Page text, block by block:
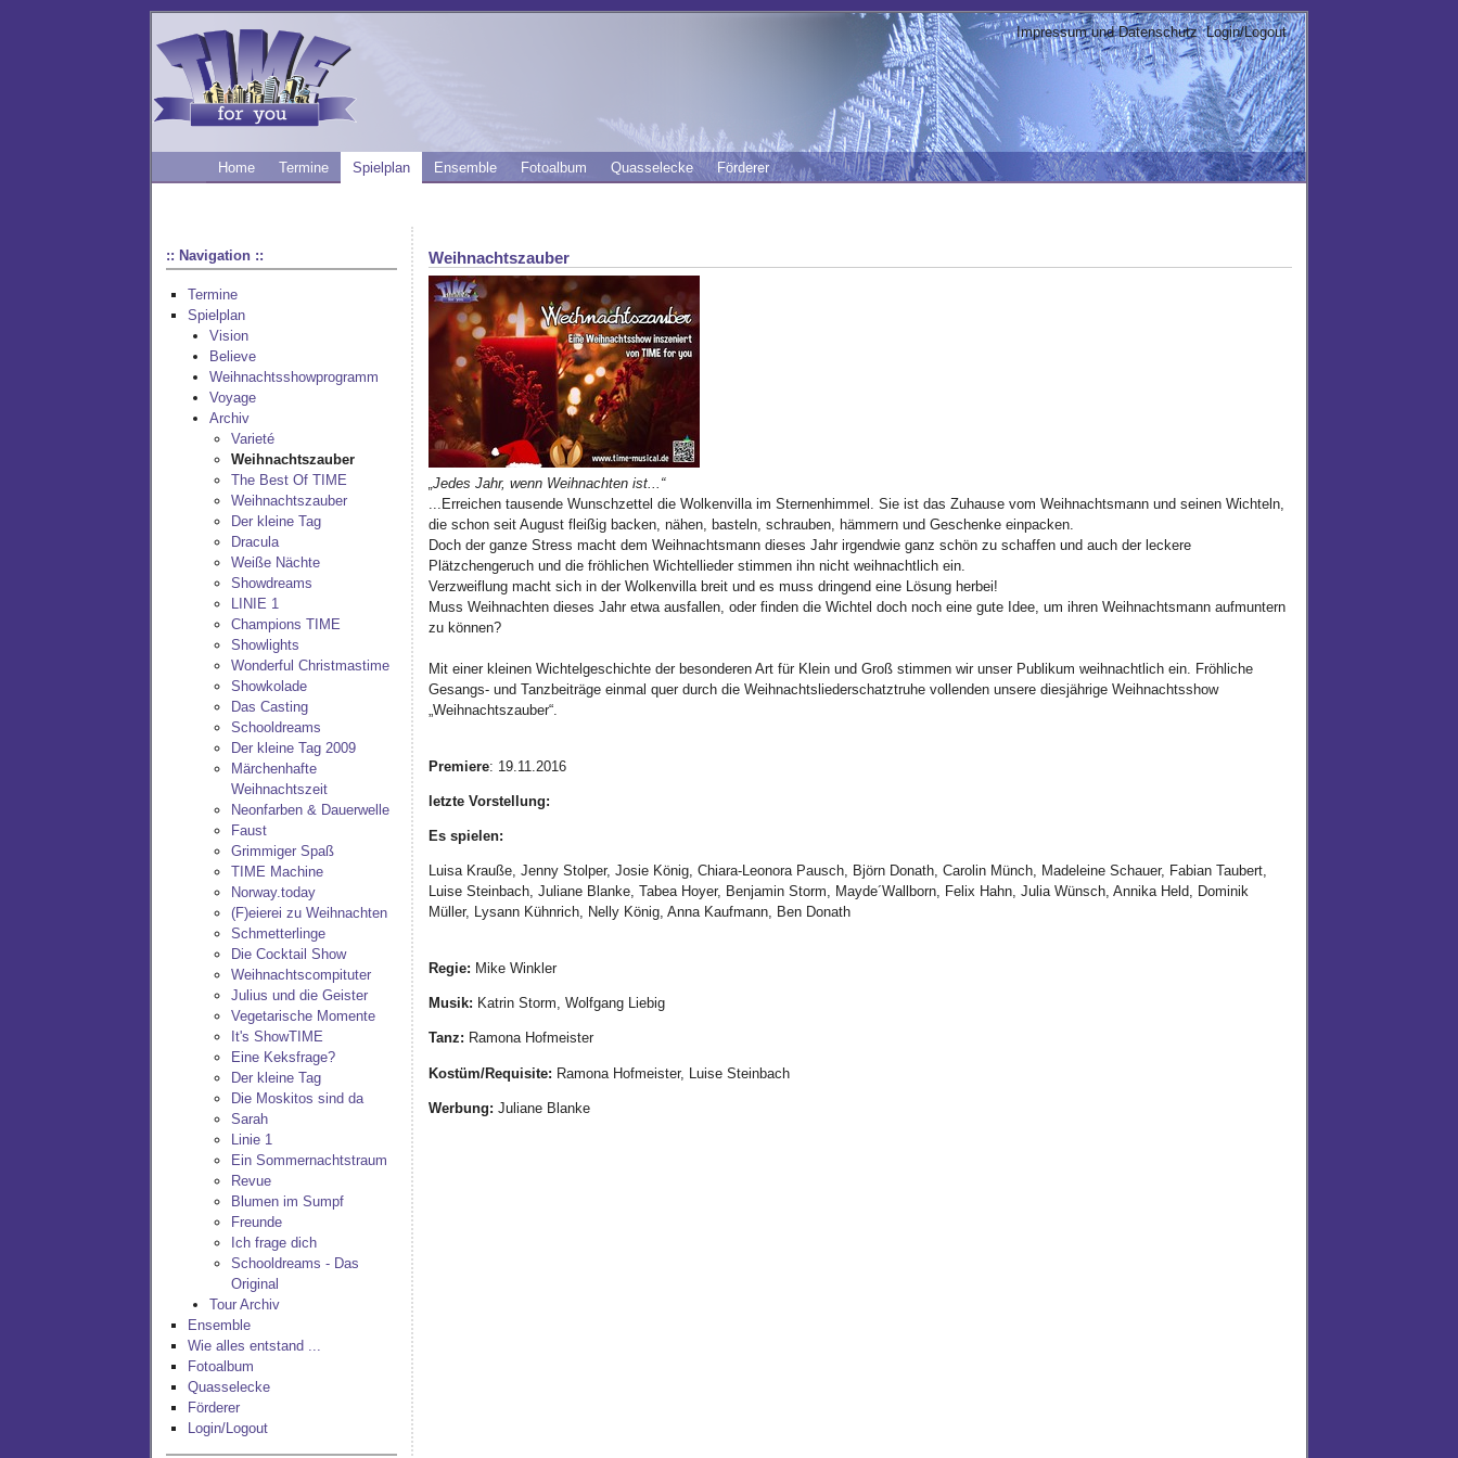
Impressum und Datenschutz Login/Logout
Home Termine Spielplan Ensemble Fotoalbum Quasselecke Förderer
:: Navigation ::
Termine
Spielplan
Vision
Believe
Weihnachtsshowprogramm
Voyage
Archiv
Varieté
Weihnachtszauber
The Best Of TIME
Weihnachtszauber
Der kleine Tag
Dracula
Weiße Nächte
Showdreams
LINIE 1
Champions TIME
Showlights
Wonderful Christmastime
Showkolade
Das Casting
Schooldreams
Der kleine Tag 2009
Märchenhafte
Weihnachtszeit
Neonfarben & Dauerwelle
Faust
Grimmiger Spaß
TIME Machine
Norway.today
(F)eierei zu Weihnachten
Schmetterlinge
Die Cocktail Show
Weihnachtscompituter
Julius und die Geister
Vegetarische Momente
It's ShowTIME
Eine Keksfrage?
Der kleine Tag
Die Moskitos sind da
Sarah
Linie 1
Ein Sommernachtstraum
Revue
Blumen im Sumpf
Freunde
Ich frage dich
Schooldreams - Das
Original
Tour Archiv
Ensemble
Wie alles entstand ...
Fotoalbum
Quasselecke
Förderer
Login/Logout
Weihnachtszauber
„Jedes Jahr, wenn Weihnachten ist...“
...Erreichen tausende Wunschzettel die Wolkenvilla im Sternenhimmel. Sie ist das Zuhause vom Weihnachtsmann und seinen Wichteln,
die schon seit August fleißig backen, nähen, basteln, schrauben, hämmern und Geschenke einpacken.
Doch der ganze Stress macht dem Weihnachtsmann dieses Jahr irgendwie ganz schön zu schaffen und auch der leckere
Plätzchengeruch und die fröhlichen Wichtellieder stimmen ihn nicht weihnachtlich ein.
Verzweiflung macht sich in der Wolkenvilla breit und es muss dringend eine Lösung herbei!
Muss Weihnachten dieses Jahr etwa ausfallen, oder finden die Wichtel doch noch eine gute Idee, um ihren Weihnachtsmann aufmuntern
zu können?
Mit einer kleinen Wichtelgeschichte der besonderen Art für Klein und Groß stimmen wir unser Publikum weihnachtlich ein. Fröhliche
Gesangs- und Tanzbeiträge einmal quer durch die Weihnachtsliederschatztruhe vollenden unsere diesjährige Weihnachtsshow
„Weihnachtszauber“.
Premiere: 19.11.2016
letzte Vorstellung:
Es spielen:
Luisa Krauße, Jenny Stolper, Josie König, Chiara-Leonora Pausch, Björn Donath, Carolin Münch, Madeleine Schauer, Fabian Taubert,
Luise Steinbach, Juliane Blanke, Tabea Hoyer, Benjamin Storm, Mayde´Wallborn, Felix Hahn, Julia Wünsch, Annika Held, Dominik
Müller, Lysann Kühnrich, Nelly König, Anna Kaufmann, Ben Donath
Regie: Mike Winkler
Musik: Katrin Storm, Wolfgang Liebig
Tanz: Ramona Hofmeister
Kostüm/Requisite: Ramona Hofmeister, Luise Steinbach
Werbung: Juliane Blanke